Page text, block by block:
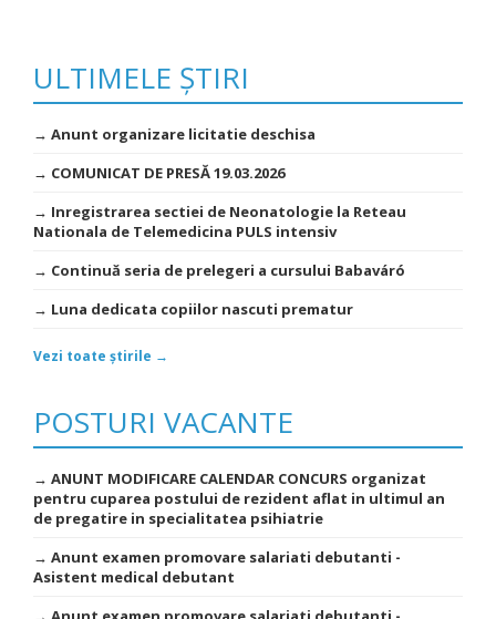
ULTIMELE ȘTIRI
→ Anunt organizare licitatie deschisa
→ COMUNICAT DE PRESĂ 19.03.2026
→ Inregistrarea sectiei de Neonatologie la Reteau
Nationala de Telemedicina PULS intensiv
→ Continuă seria de prelegeri a cursului Babaváró
→ Luna dedicata copiilor nascuti prematur
Vezi toate știrile →
POSTURI VACANTE
→ ANUNT MODIFICARE CALENDAR CONCURS organizat
pentru cuparea postului de rezident aflat in ultimul an
de pregatire in specialitatea psihiatrie
→ Anunt examen promovare salariati debutanti -
Asistent medical debutant